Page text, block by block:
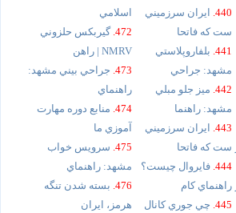
440.
ايران سرزميني
ست که فاتحا
441. بلفاروپلاستي
مشهد: جراحي
442. ميز جلو مبلي
مشهد: راهنما
443.
ايران سرزميني
ست که فاتحا
444. فايروال چيست؟
راهنماي کام
445. چي جوري کانال
اسلامي
472. گيربکس حلزوني
NMRV | راهن
473. جراحي بيني مشهد:
راهنماي
474. منابع دوره مهارت
آموزي ما
475. سرويس خواب
مشهد: راهنماي
476. بسته شدن تنگه
هرمز، ايران